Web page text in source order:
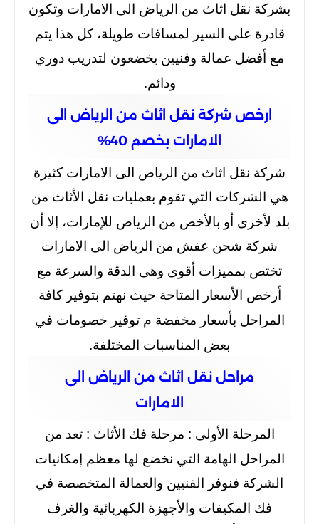
بشركة نقل اثاث من الرياض الى الامارات وتكون
قادرة على السير لمسافات طويلة، كل هذا يتم
مع أفضل عمالة وفنيين يخضعون لتدريب دوري
ودائم.
ارخص شركة نقل اثاث من الرياض الى
الامارات بخصم 40%
شركة نقل اثاث من الرياض الى الامارات كثيرة
هي الشركات التي تقوم بعمليات نقل الأثاث من
بلد لأخرى أو بالأخص من الرياض للإمارات، إلا أن
شركة شحن عفش من الرياض الى الامارات
تختص بمميزات أقوى وهى الدقة والسرعة مع
أرخص الأسعار المتاحة حيث نهتم بتوفير كافة
المراحل بأسعار مخفضة م توفير خصومات في
بعض المناسبات المختلفة.
مراحل نقل اثاث من الرياض الى
الامارات
المرحلة الأولى : مرحلة فك الأثاث : تعد من
المراحل الهامة التي نخضع لها معظم إمكانيات
الشركة فنوفر الفنيين والعمالة المتخصصة في
فك المكيفات والأجهزة الكهربائية والغرف